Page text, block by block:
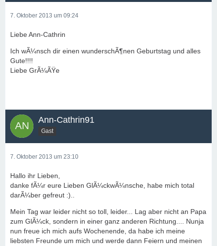
7. Oktober 2013 um 09:24
Liebe Ann-Cathrin
Ich wÃ¼nsch dir einen wunderschÃ¶nen Geburtstag und alles
Gute!!!!
Liebe GrÃ¼ÃŸe
Ann-Cathrin91
Gast
7. Oktober 2013 um 23:10
Hallo ihr Lieben,
danke fÃ¼r eure Lieben GlÃ¼ckwÃ¼nsche, habe mich total
darÃ¼ber gefreut :)..
Mein Tag war leider nicht so toll, leider... Lag aber nicht an Papa
zum GlÃ¼ck, sondern in einer ganz anderen Richtung.... Nunja
nun freue ich mich aufs Wochenende, da habe ich meine
liebsten Freunde um mich und werde dann Feiern und meinen